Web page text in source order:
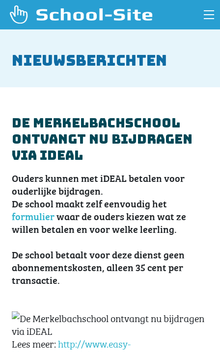
Nieuwsberichten
De Merkelbachschool
ontvangt nu bijdragen
via iDEAL
Ouders kunnen met iDEAL betalen voor
ouderlijke bijdragen.
De school maakt zelf eenvoudig het
formulierwaar de ouders kiezen wat ze
willen betalen en voor welke leerling.
De school betaalt voor deze dienst geen
abonnementskosten, alleen 35 cent per
transactie.
Lees meer:http://www.easy-